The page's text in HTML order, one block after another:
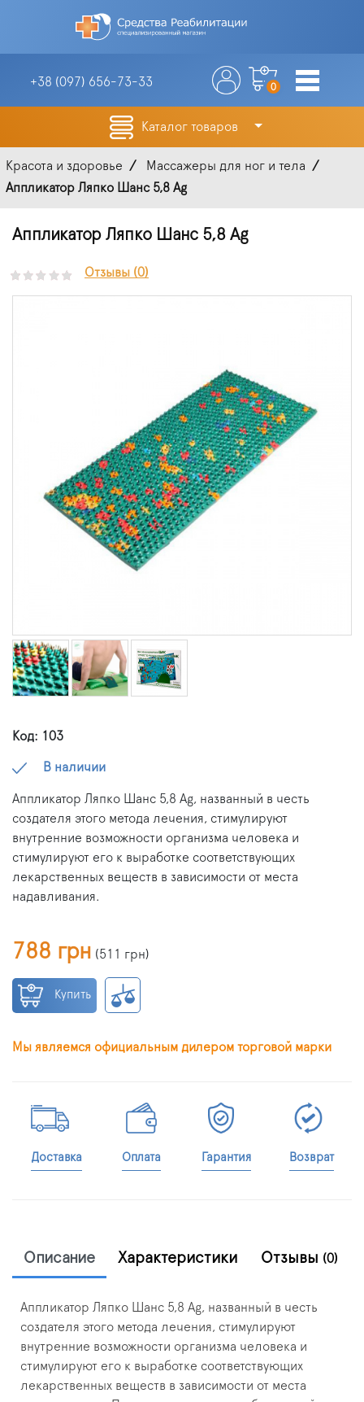
+38 (097) 656-73-33 0
Каталог товаров
Красота и здоровье
Массажеры для ног и тела
Аппликатор Ляпко Шанс 5,8 Ag
Аппликатор Ляпко Шанс 5,8 Ag
Отзывы (0)
Код: 103
В наличии
Аппликатор Ляпко Шанс 5,8 Ag, названный в честь
создателя этого метода лечения, стимулируют
внутренние возможности организма человека и
стимулируют его к выработке соответствующих
лекарственных веществ в зависимости от места
надавливания.
788 грн (511 грн)
Купить
Мы являемся официальным дилером торговой марки
Доставка Оплата Гарантия Возврат
Описание Характеристики Отзывы (0)
Аппликатор Ляпко Шанс 5,8 Ag, названный в честь
создателя этого метода лечения, стимулируют
внутренние возможности организма человека и
стимулируют его к выработке соответствующих
лекарственных веществ в зависимости от места